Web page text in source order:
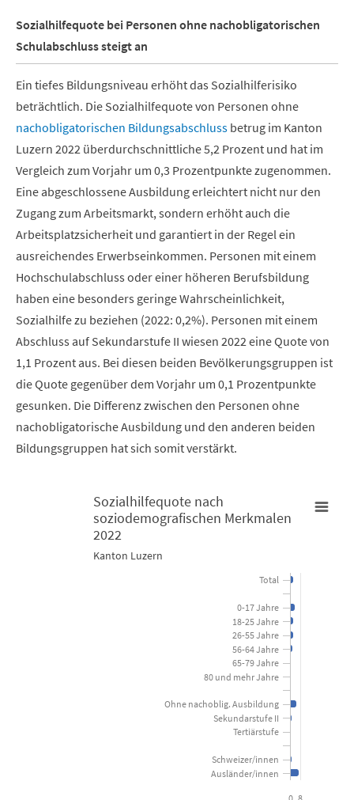
Sozialhilfequote bei Personen ohne nachobligatorischen
Schulabschluss steigt an
Ein tiefes Bildungsniveau erhöht das Sozialhilferisiko
beträchtlich. Die Sozialhilfequote von Personen ohne
nachobligatorischen Bildungsabschluss betrug im Kanton
Luzern 2022 überdurchschnittliche 5,2 Prozent und hat im
Vergleich zum Vorjahr um 0,3 Prozentpunkte zugenommen.
Eine abgeschlossene Ausbildung erleichtert nicht nur den
Zugang zum Arbeitsmarkt, sondern erhöht auch die
Arbeitsplatzsicherheit und garantiert in der Regel ein
ausreichendes Erwerbseinkommen. Personen mit einem
Hochschulabschluss oder einer höheren Berufsbildung
haben eine besonders geringe Wahrscheinlichkeit,
Sozialhilfe zu beziehen (2022: 0,2%). Personen mit einem
Abschluss auf Sekundarstufe II wiesen 2022 eine Quote von
1,1 Prozent aus. Bei diesen beiden Bevölkerungsgruppen ist
die Quote gegenüber dem Vorjahr um 0,1 Prozentpunkte
gesunken. Die Differenz zwischen den Personen ohne
nachobligatorische Ausbildung und den anderen beiden
Bildungsgruppen hat sich somit verstärkt.
Sozialhilfequote nach soziodemografischen Merkmalen 2022
View as data table, Sozialhilfequote nach
The chart has 1 X axis displaying categories.
The chart has 1 Y axis displaying Prozent. Data ranges from 0 to
Sozialhilfequote nach
soziodemografischen Merkmalen
2022
Kanton Luzern
Ausländer/innen
Schweizer/innen
Tertiärstufe
Sekundarstufe II
Ohne nachoblig. Ausbildung
80 und mehr Jahre
65-79 Jahre
56-64 Jahre
26-55 Jahre
18-25 Jahre
0-17 Jahre
Total